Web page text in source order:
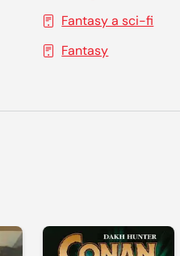
Fantasy a sci-fi
Fantasy